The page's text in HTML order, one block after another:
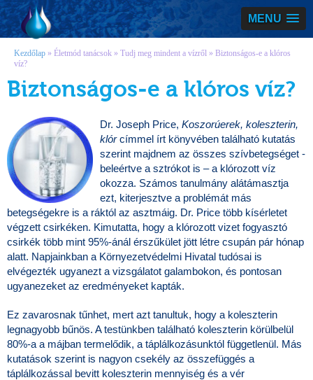
MENU
Vízmegoldás
Kezdőlap » Életmód tanácsok » Tudj meg mindent a vízről » Biztonságos-e a klóros
víz?
Biztonságos-e a klóros víz?
Dr. Joseph Price, Koszorúerek, koleszterin,
klórcímmel írt könyvében található kutatás
szerint majdnem az összes szívbetegséget -
beleértve a sztrókot is – a klórozott víz
okozza. Számos tanulmány alátámasztja
ezt, kiterjesztve a problémát más
betegségekre is a ráktól az asztmáig. Dr. Price több kísérletet
végzett csirkéken. Kimutatta, hogy a klórozott vizet fogyasztó
csirkék több mint 95%-ánál érszűkület jött létre csupán pár hónap
alatt. Napjainkban a Környezetvédelmi Hivatal tudósai is
elvégezték ugyanezt a vizsgálatot galambokon, és pontosan
ugyanezeket az eredményeket kapták.
Ez zavarosnak tűnhet, mert azt tanultuk, hogy a koleszterin
legnagyobb bűnös. A testünkben található koleszterin körülbelül
80%-a a májban termelődik, a táplálkozásunktól függetlenül. Más
kutatások szerint is nagyon csekély az összefüggés a
táplálkozással bevitt koleszterin mennyiség és a vér